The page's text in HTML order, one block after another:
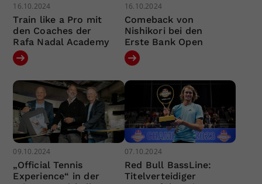
16.10.2024
Train like a Pro mit
den Coaches der
Rafa Nadal Academy
16.10.2024
Comeback von
Nishikori bei den
Erste Bank Open
09.10.2024
„Official Tennis
Experience“ in der
07.10.2024
Red Bull BassLine:
Titelverteidiger